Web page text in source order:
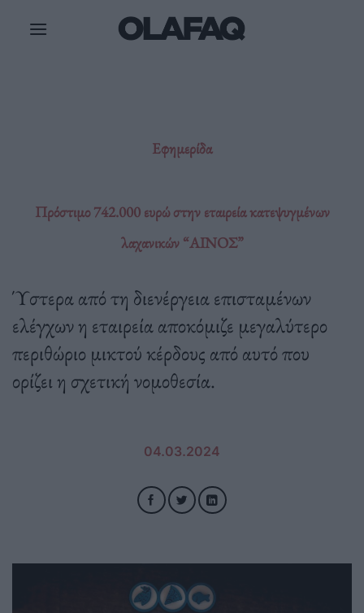
Εφημερίδα
Πρόστιμο 742.000 ευρώ στην εταιρεία κατεψυγμένων
λαχανικών “ΑΙΝΟΣ”
Ύστερα από τη διενέργεια επισταμένων
ελέγχων η εταιρεία αποκόμιζε μεγαλύτερο
περιθώριο μικτού κέρδους από αυτό που
ορίζει η σχετική νομοθεσία.
04.03.2024